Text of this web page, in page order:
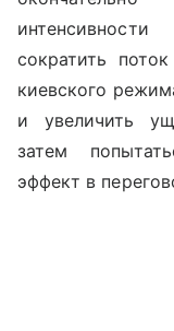
сократить
киевского
и увеличить
затем
эффект в